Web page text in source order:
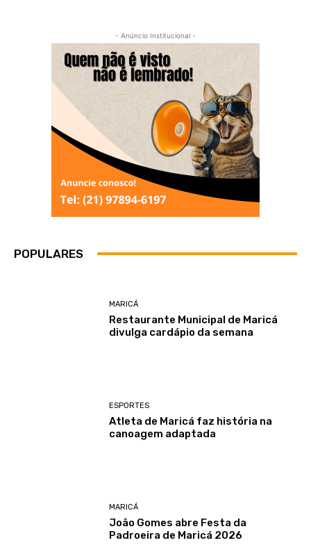
- Anúncio Institucional -
POPULARES
MARICÁ
Restaurante Municipal de Maricá
divulga cardápio da semana
ESPORTES
Atleta de Maricá faz história na
canoagem adaptada
MARICÁ
João Gomes abre Festa da
Padroeira de Maricá 2026